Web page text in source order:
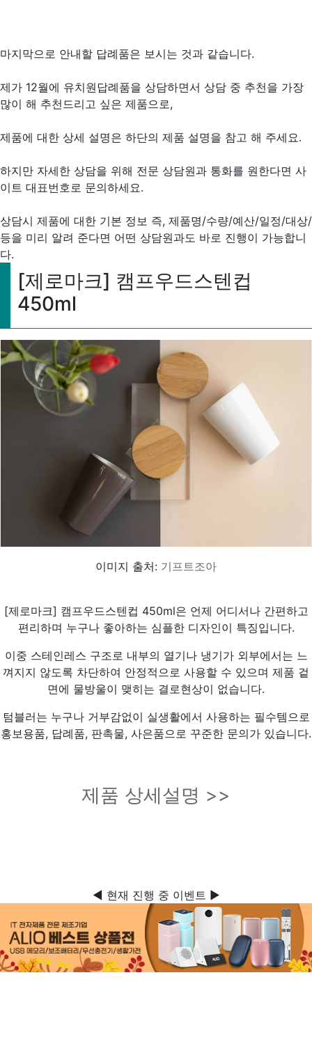
마지막으로 안내할 답례품은 보시는 것과 같습니다.
제가 12월에 유치원답례품을 상담하면서 상담 중 추천을 가장
많이 해 추천드리고 싶은 제품으로,
제품에 대한 상세 설명은 하단의 제품 설명을 참고 해 주세요.
하지만 자세한 상담을 위해 전문 상담원과 통화를 원한다면 사
이트 대표번호로 문의하세요.
상담시 제품에 대한 기본 정보 즉, 제품명/수량/예산/일정/대상/
등을 미리 알려 준다면 어떤 상담원과도 바로 진행이 가능합니
다.
[제로마크] 캠프우드스텐컵
450ml
이미지 출처: 기프트조아
[제로마크] 캠프우드스텐컵 450ml은 언제 어디서나 간편하고
편리하며 누구나 좋아하는 심플한 디자인이 특징입니다.
이중 스테인레스 구조로 내부의 열기나 냉기가 외부에서는 느
껴지지 않도록 차단하여 안정적으로 사용할 수 있으며 제품 겉
면에 물방울이 맺히는 결로현상이 없습니다.
텀블러는 누구나 거부감없이 실생활에서 사용하는 필수템으로
홍보용품, 답례품, 판촉물, 사은품으로 꾸준한 문의가 있습니다.
제품 상세설명 >>
◀ 현재 진행 중 이벤트 ▶